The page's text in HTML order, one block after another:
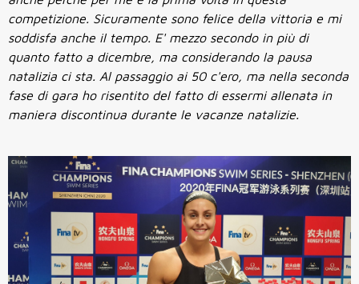
competizione. Sicuramente sono felice della vittoria e mi
soddisfa anche il tempo. E' mezzo secondo in più di
quanto fatto a dicembre, ma considerando la pausa
natalizia ci sta. Al passaggio ai 50 c'ero, ma nella seconda
fase di gara ho risentito del fatto di essermi allenata in
maniera discontinua durante le vacanze natalizie.